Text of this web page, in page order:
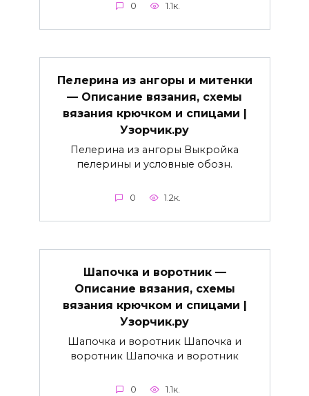
0 1.1к.
Пелерина из ангоры и митенки
— Описание вязания, схемы
вязания крючком и спицами |
Узорчик.ру
Пелерина из ангоры Выкройка
пелерины и условные обозн.
0 1.2к.
Шапочка и воротник —
Описание вязания, схемы
вязания крючком и спицами |
Узорчик.ру
Шапочка и воротник Шапочка и
воротник Шапочка и воротник
0 1.1к.